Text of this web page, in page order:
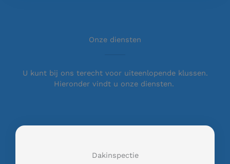
Onze diensten
U kunt bij ons terecht voor uiteenlopende klussen.
Hieronder vindt u onze diensten.
Dakinspectie